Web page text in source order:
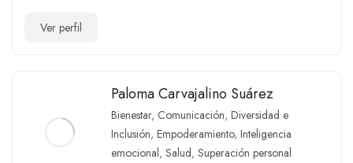
Ver perfil
Paloma Carvajalino Suárez
Bienestar, Comunicación, Diversidad e
Inclusión, Empoderamiento, Inteligencia
emocional, Salud, Superación personal